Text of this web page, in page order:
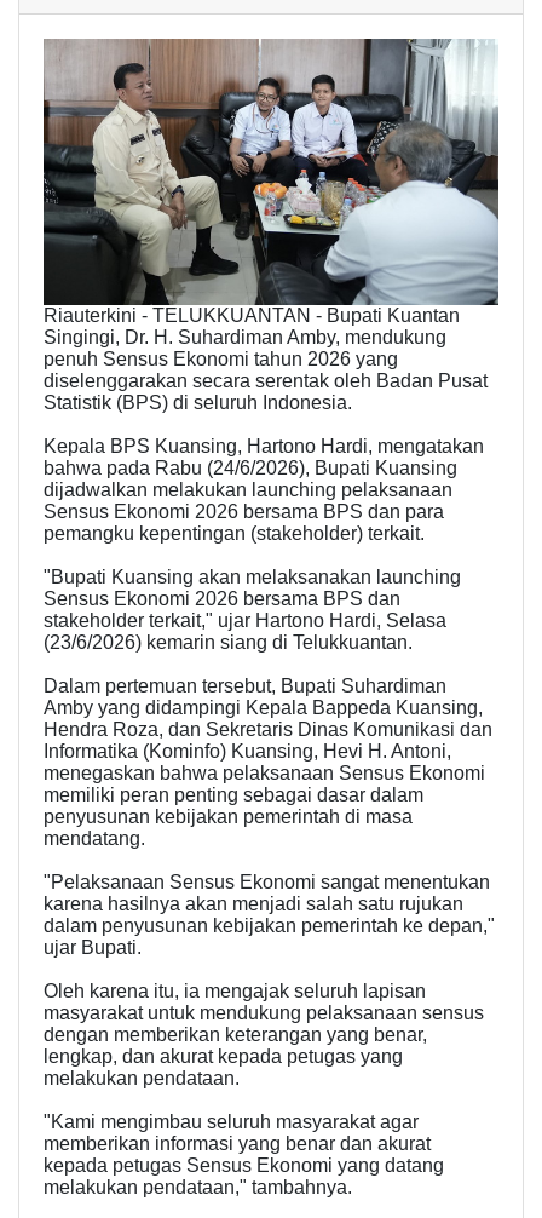
Riauterkini - TELUKKUANTAN - Bupati Kuantan
Singingi, Dr. H. Suhardiman Amby, mendukung
penuh Sensus Ekonomi tahun 2026 yang
diselenggarakan secara serentak oleh Badan Pusat
Statistik (BPS) di seluruh Indonesia.
Kepala BPS Kuansing, Hartono Hardi, mengatakan
bahwa pada Rabu (24/6/2026), Bupati Kuansing
dijadwalkan melakukan launching pelaksanaan
Sensus Ekonomi 2026 bersama BPS dan para
pemangku kepentingan (stakeholder) terkait.
"Bupati Kuansing akan melaksanakan launching
Sensus Ekonomi 2026 bersama BPS dan
stakeholder terkait," ujar Hartono Hardi, Selasa
(23/6/2026) kemarin siang di Telukkuantan.
Dalam pertemuan tersebut, Bupati Suhardiman
Amby yang didampingi Kepala Bappeda Kuansing,
Hendra Roza, dan Sekretaris Dinas Komunikasi dan
Informatika (Kominfo) Kuansing, Hevi H. Antoni,
menegaskan bahwa pelaksanaan Sensus Ekonomi
memiliki peran penting sebagai dasar dalam
penyusunan kebijakan pemerintah di masa
mendatang.
"Pelaksanaan Sensus Ekonomi sangat menentukan
karena hasilnya akan menjadi salah satu rujukan
dalam penyusunan kebijakan pemerintah ke depan,"
ujar Bupati.
Oleh karena itu, ia mengajak seluruh lapisan
masyarakat untuk mendukung pelaksanaan sensus
dengan memberikan keterangan yang benar,
lengkap, dan akurat kepada petugas yang
melakukan pendataan.
"Kami mengimbau seluruh masyarakat agar
memberikan informasi yang benar dan akurat
kepada petugas Sensus Ekonomi yang datang
melakukan pendataan," tambahnya.